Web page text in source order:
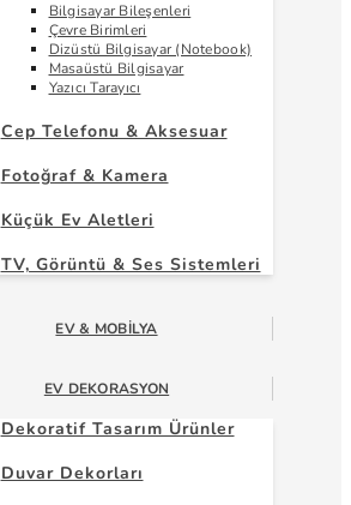
Bilgisayar Bileşenleri
Çevre Birimleri
Dizüstü Bilgisayar (Notebook)
Masaüstü Bilgisayar
Yazıcı Tarayıcı
Cep Telefonu & Aksesuar
Fotoğraf & Kamera
Küçük Ev Aletleri
TV, Görüntü & Ses Sistemleri
EV & MOBILYA
EV DEKORASYON
Dekoratif Tasarım Ürünler
Duvar Dekorları